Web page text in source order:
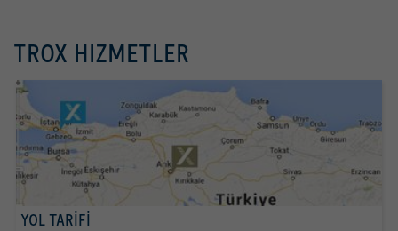
TROX HIZMETLER
YOL TARİFİ